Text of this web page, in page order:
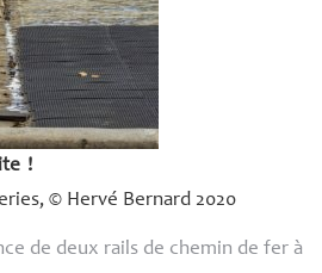
!
© Hervé Bernard 2020
de deux rails de chemin de fer à